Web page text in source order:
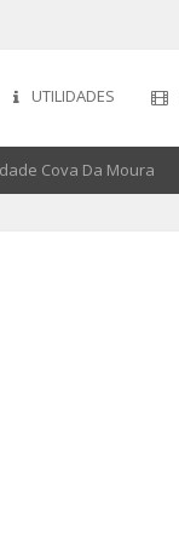
UTILIDADES
Cova Da Moura